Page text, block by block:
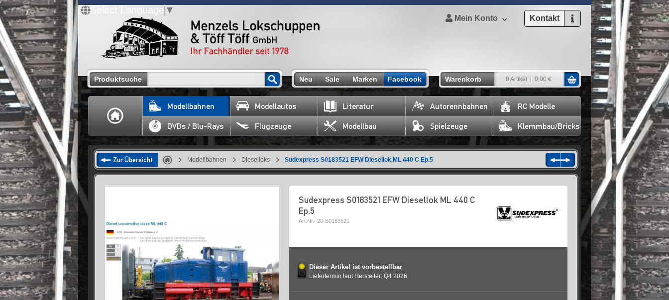
Select Language ▼
Mein Konto Kontakt
Produktsuche Neu Sale Marken Facebook Warenkorb 0 Artikel 0,00 €
Modellbahnen Modellautos Literatur Autorennbahnen RC Modelle
DVDs / Blu-Rays Flugzeuge Modellbau Spielzeuge Klemmbau/Bricks
Zur Übersicht Modellbahnen Dieselloks Sudexpress S0183521 EFW Diesellok ML 440 C Ep.5
Sudexpress S0183521 EFW Diesellok ML 440 C
Ep.5
Art.Nr.: 20-S0183521
Dieser Artikel ist vorbestellbar
Liefertermin laut Hersteller: Q4 2026